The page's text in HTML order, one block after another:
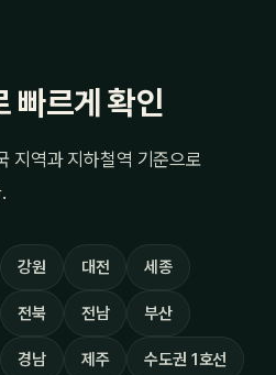
빠르게 확인
지역과 지하철역 기준으로
강원 대전 세종
전북 전남 부산
경남 제주 수도권 1호선